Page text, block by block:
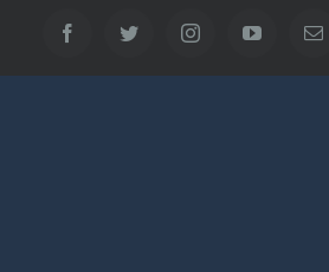
FacebookTwitter InstagramYouTube